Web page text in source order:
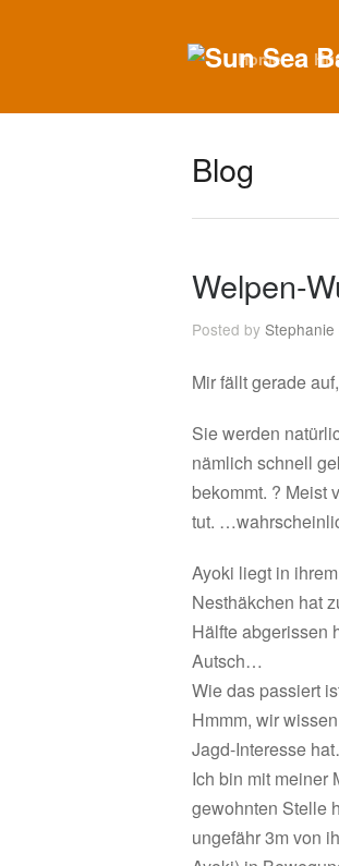
Home
Blog
Welpen-
Posted by Stephanie
Mir fällt gerade
Sie werden
nämlich schnell
bekommt. ? Meist
tut.
Ayoki liegt in
Nesthäkchen hat
Hälfte abgerissen
Autsch…
Wie das passiert
Hmmm, wir
Jagd-Interesse
Ich bin mit meiner
gewohnten Stelle
ungefähr 3m von